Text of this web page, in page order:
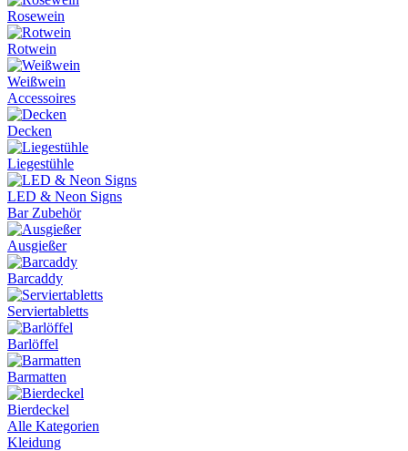
Rosewein
Rotwein
Weißwein
Accessoires
Decken
Liegestühle
LED & Neon Signs
Bar Zubehör
Ausgießer
Barcaddy
Serviertabletts
Barlöffel
Barmatten
Bierdeckel
Alle Kategorien
Kleidung